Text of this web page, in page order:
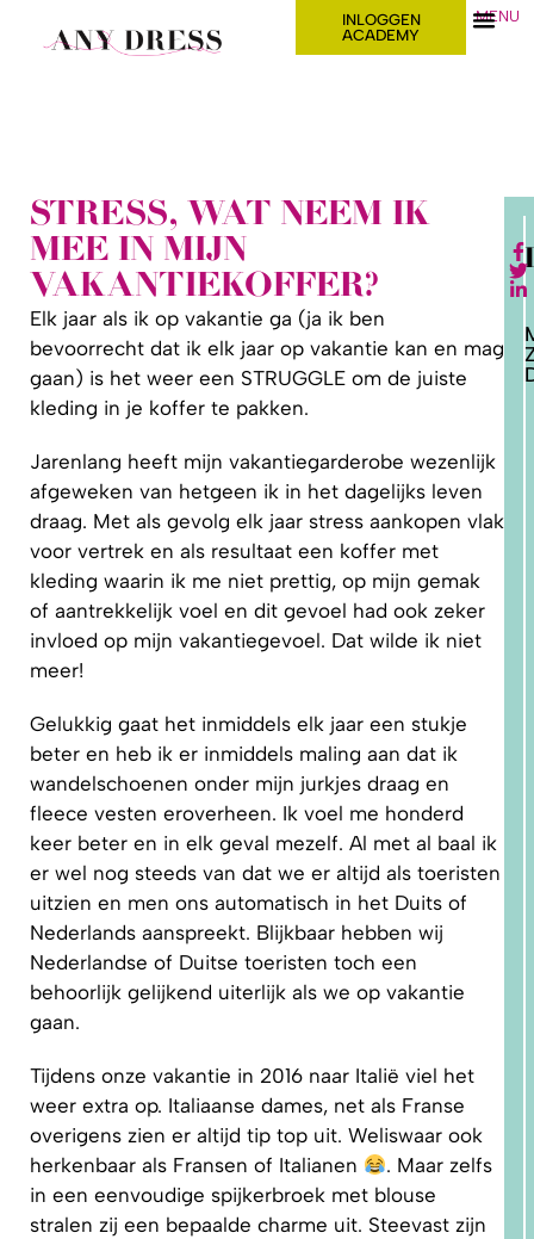
MENU
INLOGGEN
ACADEMY
STRESS, WAT NEEM IK
MEE IN MIJN
VAKANTIEKOFFER?
Elk jaar als ik op vakantie ga (ja ik ben
bevoorrecht dat ik elk jaar op vakantie kan en mag
gaan) is het weer een STRUGGLE om de juiste
kleding in je koffer te pakken.
Jarenlang heeft mijn vakantiegarderobe wezenlijk
afgeweken van hetgeen ik in het dagelijks leven
draag. Met als gevolg elk jaar stress aankopen vlak
voor vertrek en als resultaat een koffer met
kleding waarin ik me niet prettig, op mijn gemak
of aantrekkelijk voel en dit gevoel had ook zeker
invloed op mijn vakantiegevoel. Dat wilde ik niet
meer!
Gelukkig gaat het inmiddels elk jaar een stukje
beter en heb ik er inmiddels maling aan dat ik
wandelschoenen onder mijn jurkjes draag en
fleece vesten eroverheen. Ik voel me honderd
keer beter en in elk geval mezelf. Al met al baal ik
er wel nog steeds van dat we er altijd als toeristen
uitzien en men ons automatisch in het Duits of
Nederlands aanspreekt. Blijkbaar hebben wij
Nederlandse of Duitse toeristen toch een
behoorlijk gelijkend uiterlijk als we op vakantie
gaan.
Tijdens onze vakantie in 2016 naar Italië viel het
weer extra op. Italiaanse dames, net als Franse
overigens zien er altijd tip top uit. Weliswaar ook
herkenbaar als Fransen of Italianen
. Maar zelfs
in een eenvoudige spijkerbroek met blouse
stralen zij een bepaalde charme uit. Steevast zijn
PATRONEN
OP MAAT
MAKEN?
1.
WAAROM
PAST
NIKS
GOED?
DAT LIGT
NIET AAN
5.
PRAKTISCHE
TIPS EN
TUTORIALS